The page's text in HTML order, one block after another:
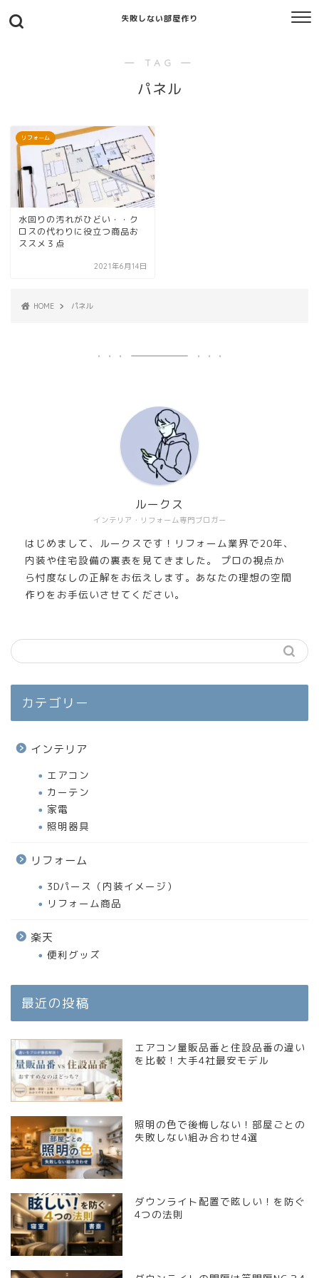
失敗しない部屋作り
― TAG ―
パネル
リフォーム
水回りの汚れがひどい・・ク
ロスの代わりに役立つ商品お
ススメ３点
2021年6月14日
HOME パネル
インテリア・リフォーム専門ブロガー
ルークス
はじめまして、ルークスです！リフォーム業界で20年、
内装や住宅設備の裏表を見てきました。 プロの視点か
ら忖度なしの正解をお伝えします。あなたの理想の空間
作りをお手伝いさせてください。
カテゴリー
インテリア
エアコン
カーテン
家電
照明器具
リフォーム
3Dパース（内装イメージ）
リフォーム商品
楽天
便利グッズ
最近の投稿
エアコン量販品番と住設品番の違い
を比較！大手4社最安モデル
照明の色で後悔しない！部屋ごとの
失敗しない組み合わせ4選
ダウンライト配置で眩しい！を防ぐ
4つの法則